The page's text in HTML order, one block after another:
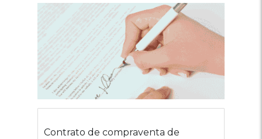
Contrato de compraventa de